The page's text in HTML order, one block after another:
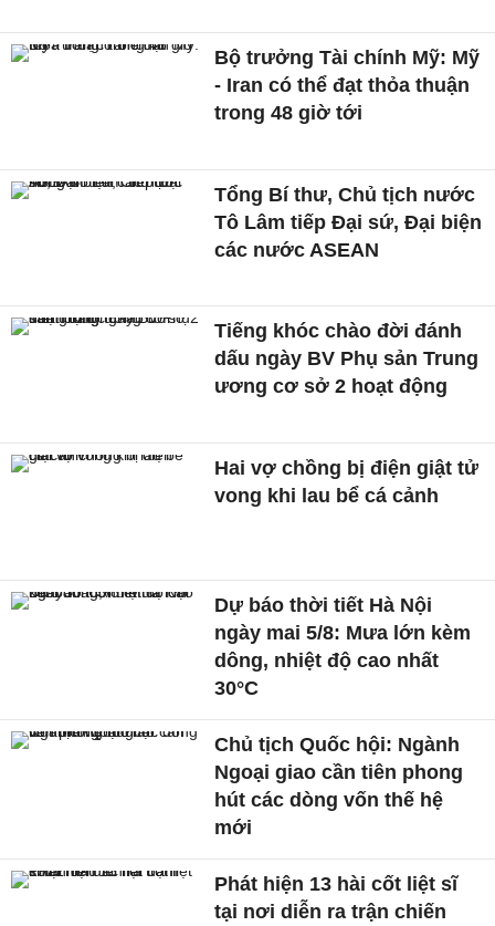
Bộ trưởng Tài chính Mỹ: Mỹ
- Iran có thể đạt thỏa thuận
trong 48 giờ tới
Tổng Bí thư, Chủ tịch nước
Tô Lâm tiếp Đại sứ, Đại biện
các nước ASEAN
Tiếng khóc chào đời đánh
dấu ngày BV Phụ sản Trung
ương cơ sở 2 hoạt động
Hai vợ chồng bị điện giật tử
vong khi lau bể cá cảnh
Dự báo thời tiết Hà Nội
ngày mai 5/8: Mưa lớn kèm
dông, nhiệt độ cao nhất
30°C
Chủ tịch Quốc hội: Ngành
Ngoại giao cần tiên phong
hút các dòng vốn thế hệ
mới
Phát hiện 13 hài cốt liệt sĩ
tại nơi diễn ra trận chiến